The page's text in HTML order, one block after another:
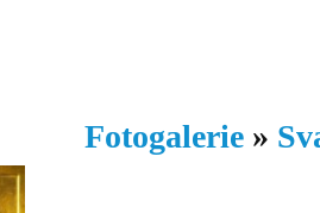
Fotogalerie »